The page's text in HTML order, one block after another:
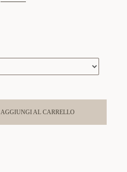
AGGIUNGI AL CARRELLO